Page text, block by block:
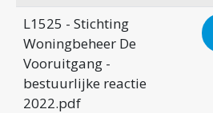
L1525 - Stichting
Woningbeheer De
Vooruitgang -
bestuurlijke reactie
2022.pdf